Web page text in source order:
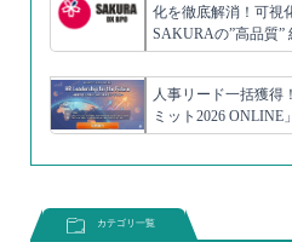
化を徹底解消！可視
SAKURAの”高品質”
人事リード一括獲得
ミット2026 ONLINE」
カテゴリ一覧